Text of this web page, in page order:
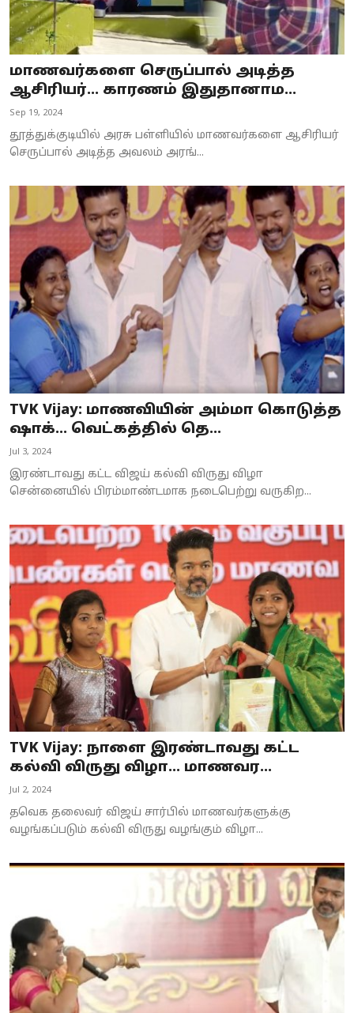
மாணவர்களை செருப்பால் அடித்த
ஆசிரியர்... காரணம் இதுதானாம...
Sep 19, 2024
தூத்துக்குடியில் அரசு பள்ளியில் மாணவர்களை ஆசிரியர்
செருப்பால் அடித்த அவலம் அரங்...
TVK Vijay: மாணவியின் அம்மா கொடுத்த
ஷாக்… வெட்கத்தில் தெ...
Jul 3, 2024
இரண்டாவது கட்ட விஜய் கல்வி விருது விழா
சென்னையில் பிரம்மாண்டமாக நடைபெற்று வருகிற...
TVK Vijay: நாளை இரண்டாவது கட்ட
கல்வி விருது விழா… மாணவர...
Jul 2, 2024
தவெக தலைவர் விஜய் சார்பில் மாணவர்களுக்கு
வழங்கப்படும் கல்வி விருது வழங்கும் விழா...